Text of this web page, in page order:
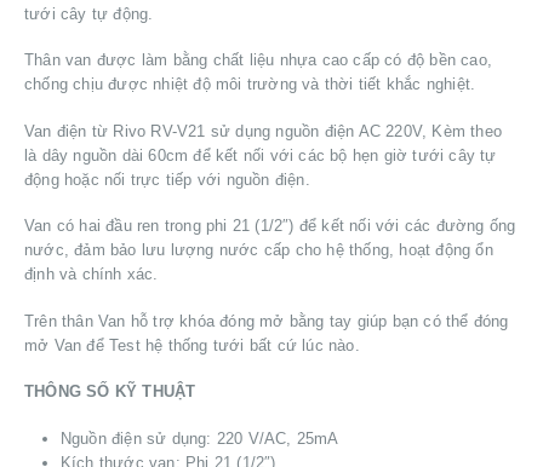
tưới cây tự động.
Thân van được làm bằng chất liệu nhựa cao cấp có độ bền cao,
chống chịu được nhiệt độ môi trường và thời tiết khắc nghiệt.
Van điện từ Rivo RV-V21 sử dụng nguồn điện AC 220V, Kèm theo
là dây nguồn dài 60cm để kết nối với các bộ hẹn giờ tưới cây tự
động hoặc nối trực tiếp với nguồn điện.
Van có hai đầu ren trong phi 21 (1/2″) để kết nối với các đường ống
nước, đảm bảo lưu lượng nước cấp cho hệ thống, hoạt động ổn
định và chính xác.
Trên thân Van hỗ trợ khóa đóng mở bằng tay giúp bạn có thể đóng
mở Van để Test hệ thống tưới bất cứ lúc nào.
THÔNG SỐ KỸ THUẬT
Nguồn điện sử dụng: 220 V/AC, 25mA
Kích thước van: Phi 21 (1/2″)